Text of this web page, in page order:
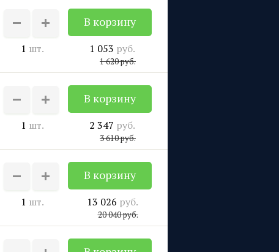
1 шт. 1 053 руб.
1 620руб.
1 шт. 2 347 руб.
3 610руб.
1 шт. 13 026 руб.
20 040руб.